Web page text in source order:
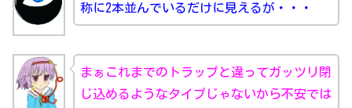
称に2本並んでいるだけに見えるが・・・
まぁこれまでのトラップと違ってガッツリ閉
じ込めるようなタイプじゃないから不安では